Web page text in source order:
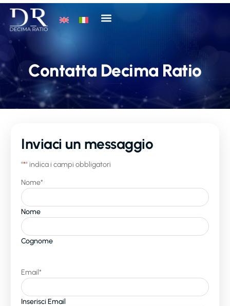
Contatta Decima Ratio
Inviaci un messaggio
"*" indica i campi obbligatori
Nome*
Nome
Cognome
Email*
Inserisci Email